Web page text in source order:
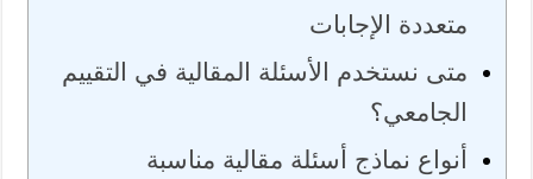
متعددة الإجابات
متى نستخدم الأسئلة المقالية في التقييم
الجامعي؟
أنواع نماذج أسئلة مقالية مناسبة